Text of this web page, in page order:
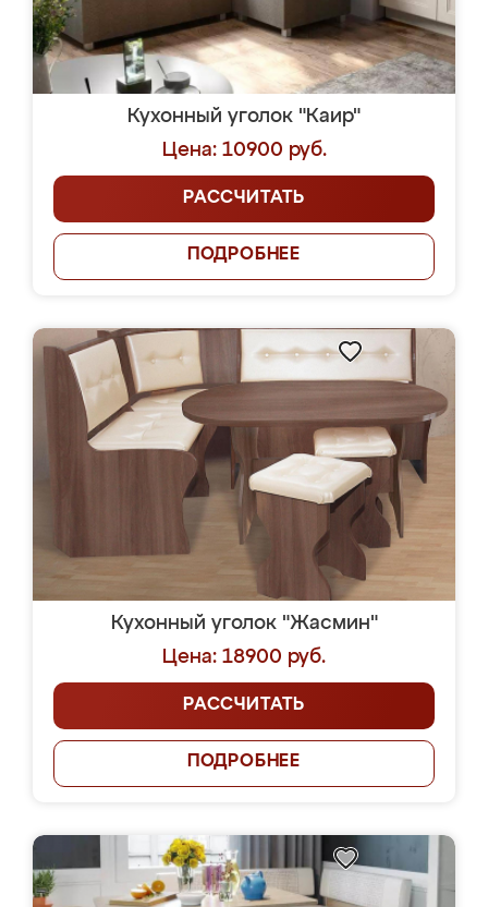
Кухонный уголок "Каир"
Цена: 10900 руб.
РАССЧИТАТЬ
ПОДРОБНЕЕ
Кухонный уголок "Жасмин"
Цена: 18900 руб.
РАССЧИТАТЬ
ПОДРОБНЕЕ